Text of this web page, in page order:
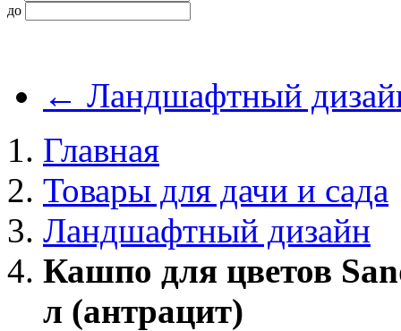
до
← Ландшафтный
Главная
Товары для дачи и сада
Ландшафтный дизайн
Кашпо для цветов
л (антрацит)